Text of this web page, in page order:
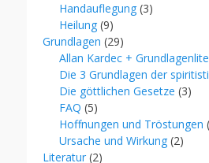
Handauflegung (3)
Heilung (9)
Grundlagen (29)
Allan Kardec +
Die 3 Grundlagen der
Die göttlichen Gesetze (3)
FAQ (5)
Hoffnungen und Tröstungen
Ursache und Wirkung (2)
Literatur (2)